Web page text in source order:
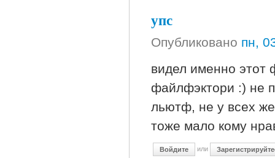
упс
Опубликовано пн,
видел именно этот
файлфэктори :) не
льютф, не у всех
тоже мало кому
Войдите или